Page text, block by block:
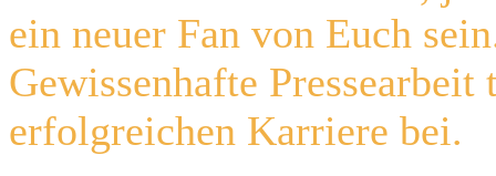
ein neuer Fan von Euch
Gewissenhafte
erfolgreichen Karriere bei.